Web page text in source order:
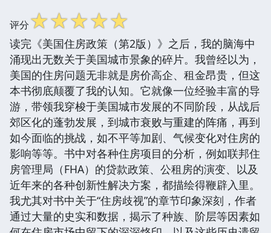
评分☆☆☆☆☆
读完《美国住房政策（第2版）》之后，我的脑海中
涌现出无数关于美国城市景象的碎片。我曾经以为，
美国的住房问题无非就是房价高企、租金昂贵，但这
本书彻底颠覆了我的认知。它就像一位经验丰富的导
游，带领我穿梭于美国城市发展的不同阶段，从战后
郊区化的蓬勃发展，到城市衰败与重建的阵痛，再到
如今面临的挑战，如不平等加剧、气候变化对住房的
影响等等。书中对各种住房项目的分析，例如联邦住
房管理局（FHA）的贷款政策、公租房的演变、以及
近年来的各种创新性解决方案，都描绘得鞭辟入里。
我尤其对书中关于“住房歧视”的章节印象深刻，作者
通过大量的史实和数据，揭示了种族、阶层等因素如